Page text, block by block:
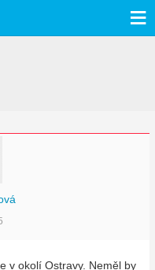
≡
v okolí Ostravy. Neměl by